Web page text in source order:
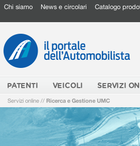
Chi siamo News e circolari Catalogo
PATENTI VEICOLI SERVIZI
Servizi online // Ricerca e Gestione UMC